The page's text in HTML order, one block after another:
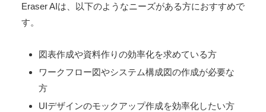
Eraser AIは、以下のようなニーズがある方におすすめで
す。
図表作成や資料作りの効率化を求めている方
ワークフロー図やシステム構成図の作成が必要な
方
UIデザインのモックアップ作成を効率化したい方